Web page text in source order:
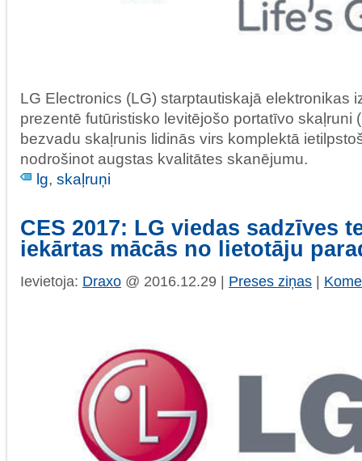
LG Electronics (LG) starptautiskajā elektronikas
prezentē futūristisko levitējošo portatīvo skaļruni
bezvadu skaļrunis lidinās virs komplektā
nodrošinot augstas kvalitātes skanējumu.
lg, skaļruņi
CES 2017: LG viedas sadzīves
iekārtas mācās no lietotāju
Ievietoja: Draxo @ 2016.12.29 | Preses ziņas